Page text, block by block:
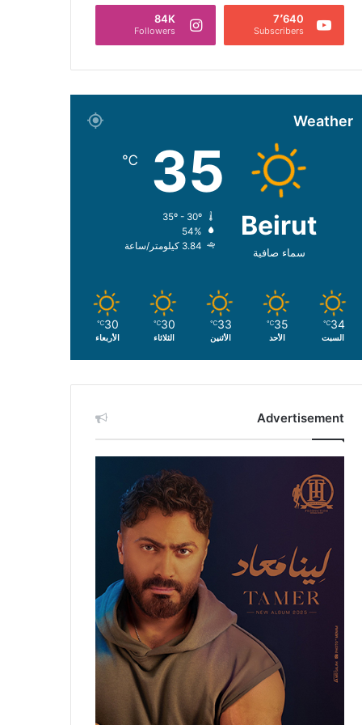
7٬640
Subscribers
84K
Followers
Weather
Beirut
سماء صافية
35
℃
54%
3.84 كيلومتر/ساعة
34
℃
السبت
35
℃
الأحد
33
℃
الأثنين
30
℃
الثلاثاء
30
℃
الأربعاء
Advertisement